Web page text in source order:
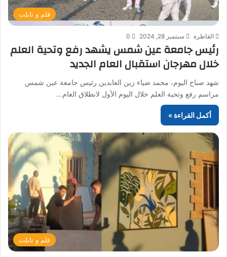
قلم و تابلت
القاطرة سبتمبر 28, 2024 0
رئيس جامعة عين شمس يشهد رفع وتحية العلم
خلال مهرجان استقبال العام الجديد
شهد صباح اليوم، محمد ضياء زين العابدين رئيس جامعة عين شمس
مراسم رفع وتحية العلم خلال اليوم الأول لانطلاق العام…
أكمل القراءة »
قلم و تابلت